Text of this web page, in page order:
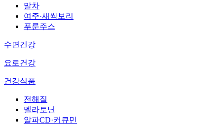
말차
여주·새싹보리
푸룬주스
수면건강
요로건강
건강식품
전해질
멜라토닌
알파CD·커큐민